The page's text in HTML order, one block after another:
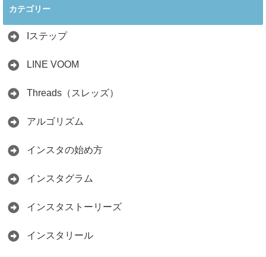
人の料理研究家が
ント
2026.05.15
カテゴリー
Iステップ
LINE VOOM
Threads（スレッズ）
アルゴリズム
インスタの始め方
インスタグラム
インスタストーリーズ
インスタリール